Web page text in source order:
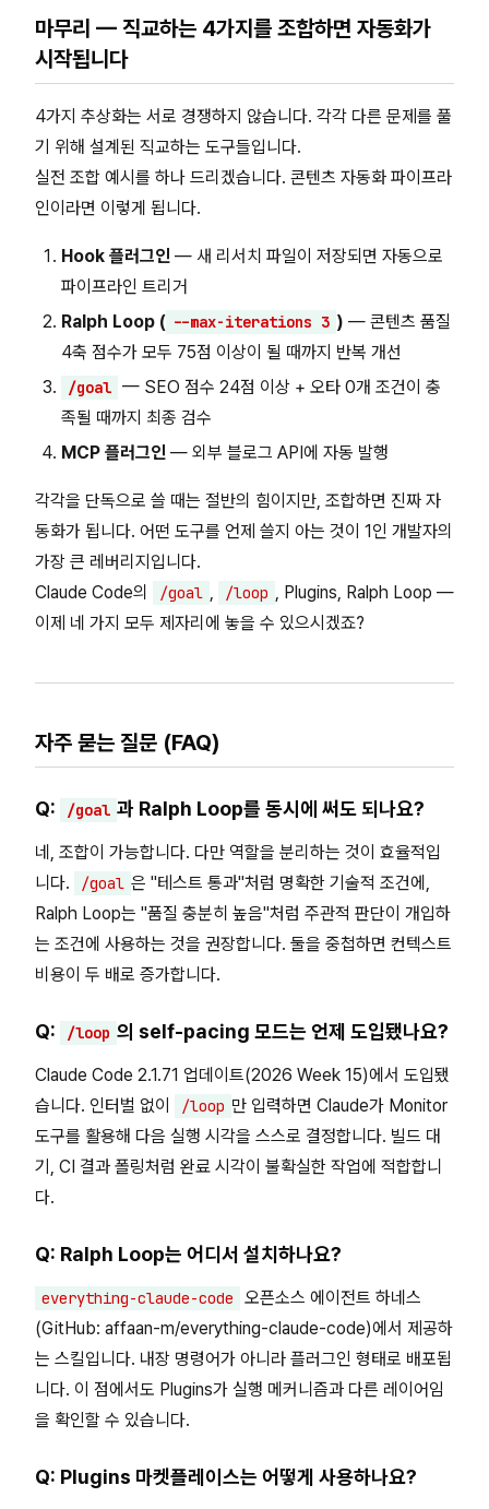
마무리 — 직교하는 4가지를 조합하면 자동화가
시작됩니다
4가지 추상화는 서로 경쟁하지 않습니다. 각각 다른 문제를 풀
기 위해 설계된 직교하는 도구들입니다.
실전 조합 예시를 하나 드리겠습니다. 콘텐츠 자동화 파이프라
인이라면 이렇게 됩니다.
Hook 플러그인 — 새 리서치 파일이 저장되면 자동으로
파이프라인 트리거
Ralph Loop ( --max-iterations 3 ) — 콘텐츠 품질
4축 점수가 모두 75점 이상이 될 때까지 반복 개선
/goal — SEO 점수 24점 이상 + 오타 0개 조건이 충
족될 때까지 최종 검수
MCP 플러그인 — 외부 블로그 API에 자동 발행
각각을 단독으로 쓸 때는 절반의 힘이지만, 조합하면 진짜 자
동화가 됩니다. 어떤 도구를 언제 쓸지 아는 것이 1인 개발자의
가장 큰 레버리지입니다.
Claude Code의
/goal , /loop , Plugins, Ralph Loop —
이제 네 가지 모두 제자리에 놓을 수 있으시겠죠?
자주 묻는 질문 (FAQ)
Q: /goal 과 Ralph Loop를 동시에 써도 되나요?
네, 조합이 가능합니다. 다만 역할을 분리하는 것이 효율적입
니다.
/goal 은 "테스트 통과"처럼 명확한 기술적 조건에,
Ralph Loop는 "품질 충분히 높음"처럼 주관적 판단이 개입하
는 조건에 사용하는 것을 권장합니다. 둘을 중첩하면 컨텍스트
비용이 두 배로 증가합니다.
Q: /loop 의 self-pacing 모드는 언제 도입됐나요?
Claude Code 2.1.71 업데이트(2026 Week 15)에서 도입됐
습니다. 인터벌 없이
/loop 만 입력하면 Claude가 Monitor
도구를 활용해 다음 실행 시각을 스스로 결정합니다. 빌드 대
기, CI 결과 폴링처럼 완료 시각이 불확실한 작업에 적합합니
다.
Q: Ralph Loop는 어디서 설치하나요?
everything-claude-code
오픈소스 에이전트 하네스
(GitHub: affaan-m/everything-claude-code)에서 제공하
는 스킬입니다. 내장 명령어가 아니라 플러그인 형태로 배포됩
니다. 이 점에서도 Plugins가 실행 메커니즘과 다른 레이어임
을 확인할 수 있습니다.
Q: Plugins 마켓플레이스는 어떻게 사용하나요?